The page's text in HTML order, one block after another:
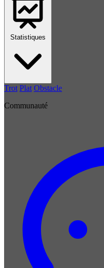
Statistiques
Trot Plat Obstacle
Communauté